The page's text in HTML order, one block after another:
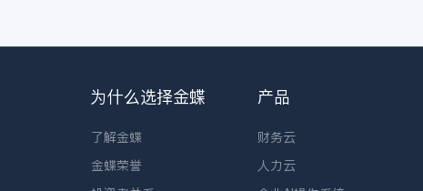
为什么选择金蝶
了解金蝶
金蝶荣誉
产品
财务云
人力云